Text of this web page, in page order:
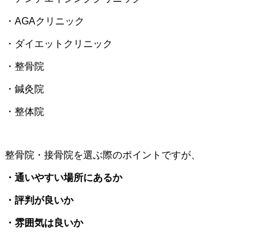
・AGAクリニック
・ダイエットクリニック
・整骨院
・鍼灸院
・整体院
整骨院・接骨院を選ぶ際のポイントですが、
・通いやすい場所にあるか
・評判が良いか
・雰囲気は良いか